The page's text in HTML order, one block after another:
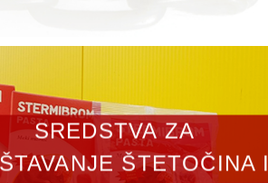
SREDSTVA ZA
ŠTETOČINA I